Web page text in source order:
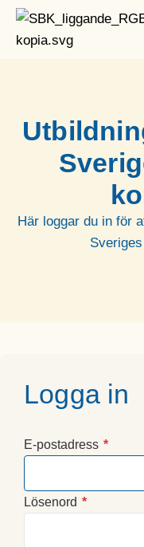
Här loggar du in för
Logga in
E-postadress *
Lösenord *